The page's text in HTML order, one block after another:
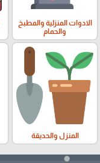
الادوات المنزلية والمطبخ
والحمام
المنزل والحديقة